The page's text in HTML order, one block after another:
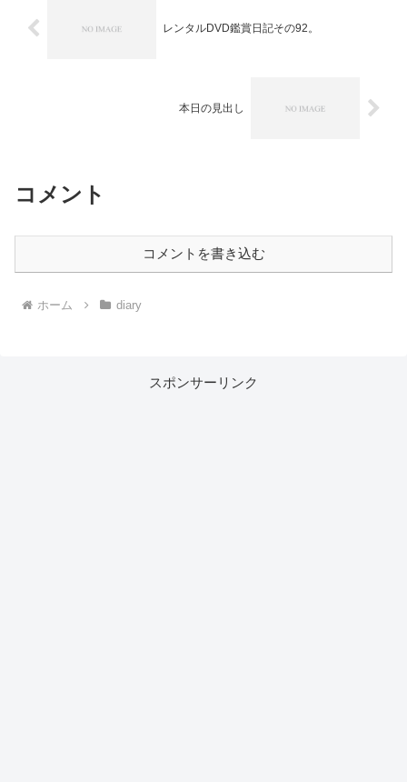
レンタルDVD鑑賞日記その92。
本日の見出し
コメント
コメントを書き込む
ホーム diary
スポンサーリンク